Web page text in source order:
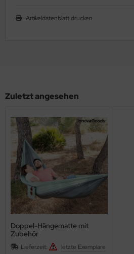
Artikeldatenblatt drucken
Zuletzt angesehen
Doppel-Hängematte mit
Zubehör
Lieferzeit: letzte Exemplare